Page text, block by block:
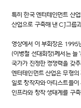
특히 한국 엔터테인먼트 산
산업으로 구축해 낸 CJ그룹
영상에서 이 부회장은 1995
(이병철 선대회장)께서는 늘
국가가 진정한 경쟁력을 갖
엔터테인먼트 산업은 무형
일로 창작자와 아티스트들
인프라와 창작 생태계를 구